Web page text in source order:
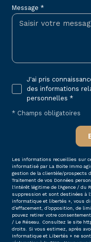
Message *
J'ai pris
des informations
personnelles *
* Champs obligatoires
Les informations recueillies sur
informatisé par La Boite Immo
gestion de la clientèle/prospects
Traitement de vos Données
l'intérêt légitime de l'Agence / du
suppression et sont destinées à
informatique et libertés », vous
d’effacement, d’opposition, de
pouvez retirer votre
/ Le Réseau. Consultez le site
droits. Si vous estimez, après
Informatique et Libertés » ne